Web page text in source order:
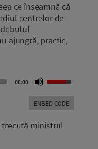
ce înseamnă că
centrelor de
ajungră, practic,
00:00
Up/Down
keys
increase
EMBED CODE
trecută ministrul